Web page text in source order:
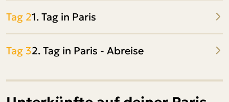
Tag 21. Tag in Paris
Tag 32. Tag in Paris - Abreise